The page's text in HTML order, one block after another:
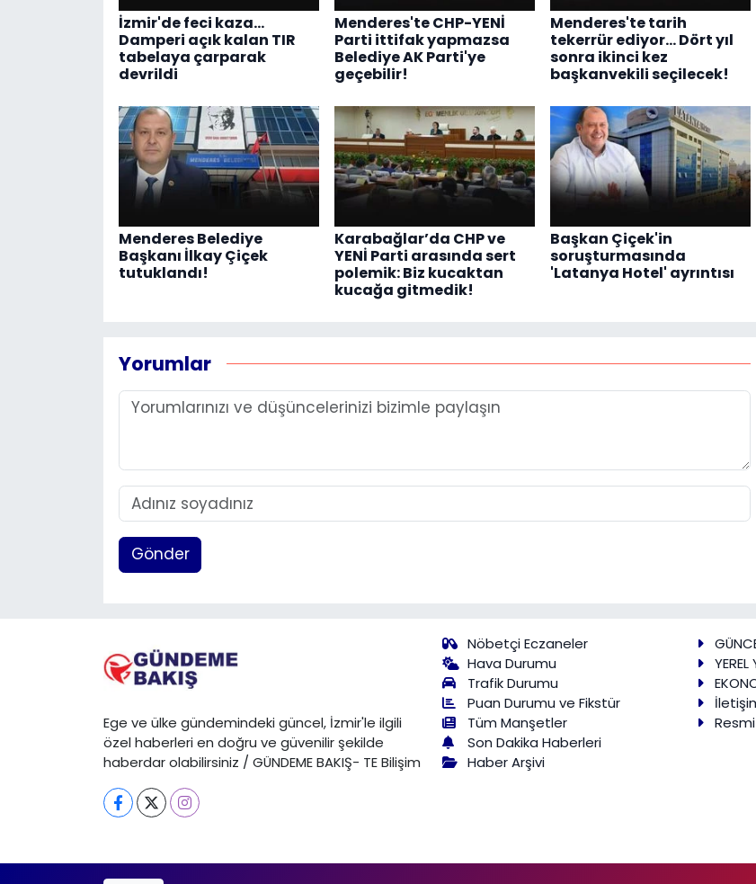
İzmir'de feci kaza...
Damperi açık kalan TIR
tabelaya çarparak
devrildi
Menderes'te CHP-YENİ
Parti ittifak yapmazsa
Belediye AK Parti'ye
geçebilir!
Menderes'te tarih
tekerrür ediyor... Dört yıl
sonra ikinci kez
başkanvekili seçilecek!
Menderes Belediye
Başkanı İlkay Çiçek
tutuklandı!
Karabağlar’da CHP ve
YENİ Parti arasında sert
polemik: Biz kucaktan
kucağa gitmedik!
Başkan Çiçek'in
soruşturmasında
'Latanya Hotel' ayrıntısı
Yorumlar
Gönder
Ege ve ülke gündemindeki güncel, İzmir'le ilgili
özel haberleri en doğru ve güvenilir şekilde
haberdar olabilirsiniz / GÜNDEME BAKIŞ- TE Bilişim
Nöbetçi Eczaneler
Hava Durumu
Trafik Durumu
Puan Durumu ve Fikstür
Tüm Manşetler
Son Dakika Haberleri
Haber Arşivi
YEREL